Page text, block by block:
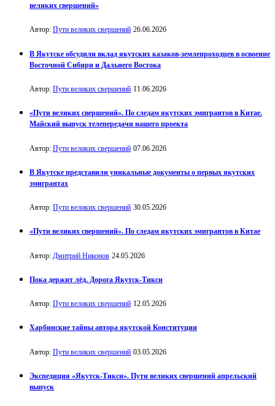
великих свершений»
Автор: Пути великих свершений 26.06.2026
В Якутске обсудили вклад якутских казаков-землепроходцев в освоение
Восточной Сибири и Дальнего Востока
Автор: Пути великих свершений 11.06.2026
«Пути великих свершений». По следам якутских эмигрантов в Китае.
Майский выпуск телепередачи нашего проекта
Автор: Пути великих свершений 07.06.2026
В Якутске представили уникальные документы о первых якутских
эмигрантах
Автор: Пути великих свершений 30.05.2026
«Пути великих свершений». По следам якутских эмигрантов в Китае
Автор: Дмитрий Никонов 24.05.2026
Пока держит лёд. Дорога Якутск-Тикси
Автор: Пути великих свершений 12.05.2026
Харбинские тайны автора якутской Конституции
Автор: Пути великих свершений 03.05.2026
Экспедиция «Якутск-Тикси». Пути великих свершений апрельский
выпуск